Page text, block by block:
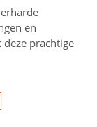
en
deze prachtige